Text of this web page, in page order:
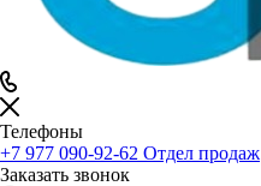
Телефоны
+7 977 090-92-62 Отдел продаж
Заказать звонок